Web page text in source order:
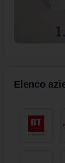
Elenco